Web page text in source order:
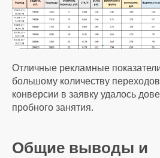
Отличные рекламные
большому количеству
конверсии в заявку удалось
пробного занятия.
Общие выводы и